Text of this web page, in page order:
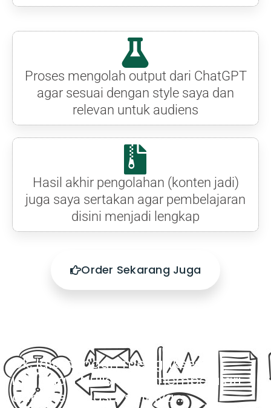
Proses mengolah output dari ChatGPT
agar sesuai dengan style saya dan
relevan untuk audiens
Hasil akhir pengolahan (konten jadi)
juga saya sertakan agar pembelajaran
disini menjadi lengkap
Order Sekarang Juga
Ok, lalu dengan mengakses
informasi Nulisioner, mempelajari
dan menguasai skillnya...